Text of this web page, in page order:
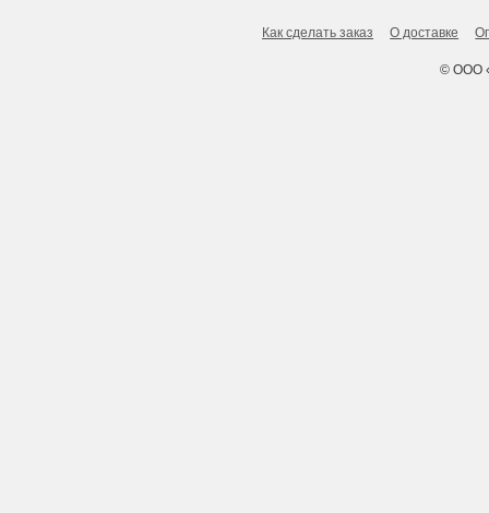
Как сделать заказ О доставке
© ООО